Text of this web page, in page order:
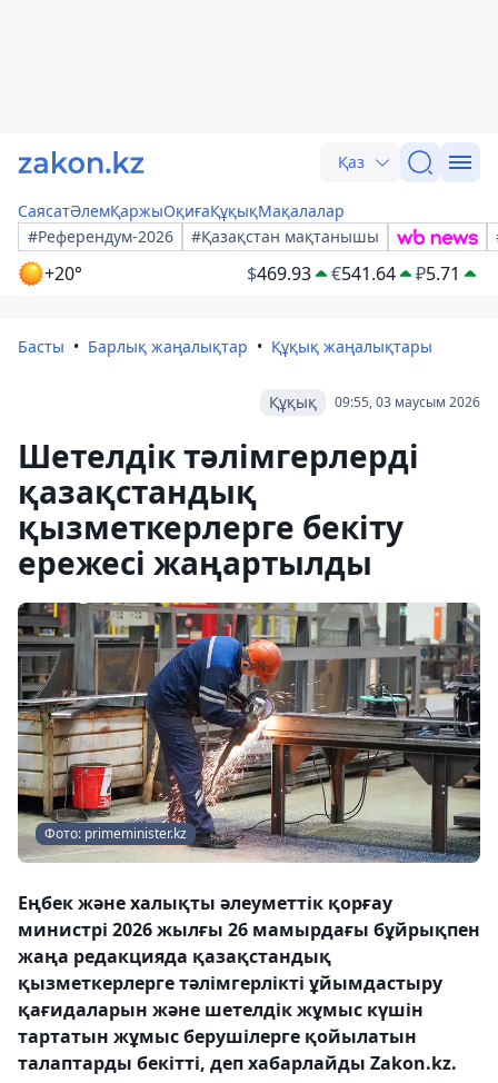
Қаз
СаясатӘлемҚаржыОқиғаҚұқықМақалалар
#Референдум-2026
#Қазақстан мақтанышы
+20° $469.93 €541.64 ₽5.71
Басты Барлық жаңалықтар Құқық жаңалықтары
09:55, 03 маусым 2026
Құқық
Шетелдік тәлімгерлерді
қазақстандық
қызметкерлерге бекіту
ережесі жаңартылды
Фото: primeminister.kz
Еңбек және халықты әлеуметтік қорғау
министрі 2026 жылғы 26 мамырдағы бұйрықпен
жаңа редакцияда қазақстандық
қызметкерлерге тәлімгерлікті ұйымдастыру
қағидаларын және шетелдік жұмыс күшін
тартатын жұмыс берушілерге қойылатын
талаптарды бекітті, деп хабарлайды Zakon.kz.